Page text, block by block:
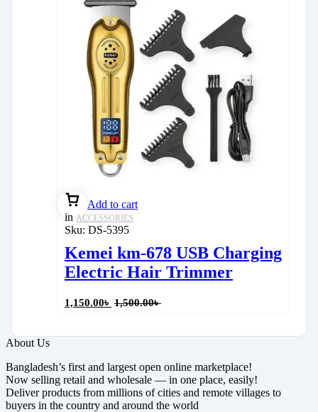
Add to cart
in ACCESSORIES
Sku: DS-5395
Kemei km-678 USB Charging
Electric Hair Trimmer
1,150.00৳ 1,500.00৳
About Us
Bangladesh’s first and largest open online marketplace!
Now selling retail and wholesale — in one place, easily!
Deliver products from millions of cities and remote villages to
buyers in the country and around the world